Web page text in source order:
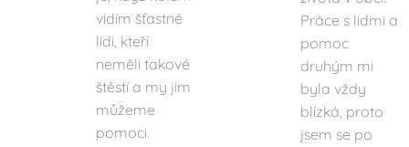
vidím šťastné
lidi, kteří
neměli takové
štěstí a my jim
můžeme
pomoci.
Práce s lidmi a
pomoc
druhým mi
byla vždy
blízká, proto
jsem se po